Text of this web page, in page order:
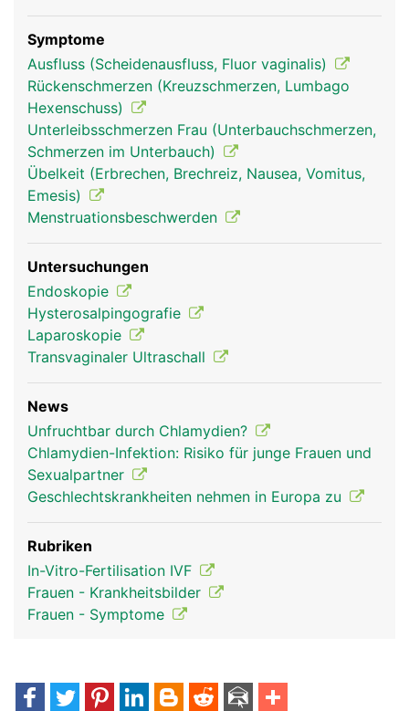
Symptome
Ausfluss (Scheidenausfluss, Fluor vaginalis)
Rückenschmerzen (Kreuzschmerzen, Lumbago
Hexenschuss)
Unterleibsschmerzen Frau (Unterbauchschmerzen,
Schmerzen im Unterbauch)
Übelkeit (Erbrechen, Brechreiz, Nausea, Vomitus,
Emesis)
Menstruationsbeschwerden
Untersuchungen
Endoskopie
Hysterosalpingografie
Laparoskopie
Transvaginaler Ultraschall
News
Unfruchtbar durch Chlamydien?
Chlamydien-Infektion: Risiko für junge Frauen und
Sexualpartner
Geschlechtskrankheiten nehmen in Europa zu
Rubriken
In-Vitro-Fertilisation IVF
Frauen - Krankheitsbilder
Frauen - Symptome